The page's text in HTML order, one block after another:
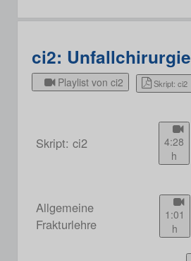
ci2: Unfallchirurgie
Playlist von ci2 Skript: ci2
Skript: ci2
4:28
h
Allgemeine
Frakturlehre
1:01
h